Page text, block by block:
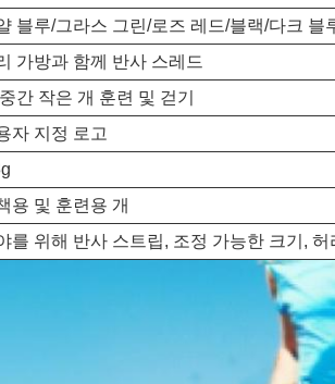
블루/그라스 그린/로즈 레드/블랙/다크 블
가방과 함께 반사 스레드
간 작은 개 훈련 및 걷기
자 지정 로고
용 및 훈련용 개
를 위해 반사 스트립, 조정 가능한 크기,